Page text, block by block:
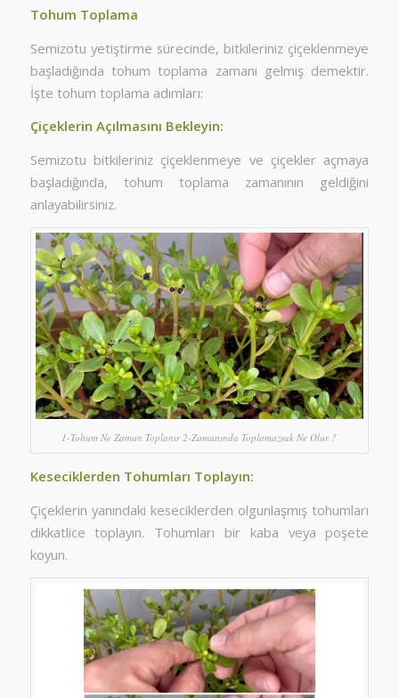
Tohum Toplama
Semizotu yetiştirme sürecinde, bitkileriniz çiçeklenmeye
başladığında tohum toplama zamanı gelmiş demektir.
İşte tohum toplama adımları:
Çiçeklerin Açılmasını Bekleyin:
Semizotu bitkileriniz çiçeklenmeye ve çiçekler açmaya
başladığında, tohum toplama zamanının geldiğini
anlayabilirsiniz.
1-Tohum Ne Zaman Toplanır 2-Zamanında Toplamazsak Ne Olur ?
Keseciklerden Tohumları Toplayın:
Çiçeklerin yanındaki keseciklerden olgunlaşmış tohumları
dikkatlice toplayın. Tohumları bir kaba veya poşete
koyun.